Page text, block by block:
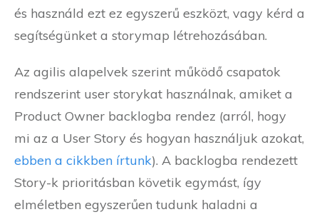
és használd ezt ez egyszerű eszközt, vagy kérd a
segítségünket a storymap létrehozásában.
Az agilis alapelvek szerint működő csapatok
rendszerint user storykat használnak, amiket a
Product Owner backlogba rendez (arról, hogy
mi az a User Story és hogyan használjuk azokat,
ebben a cikkben írtunk). A backlogba rendezett
Story-k prioritásban követik egymást, így
elméletben egyszerűen tudunk haladni a